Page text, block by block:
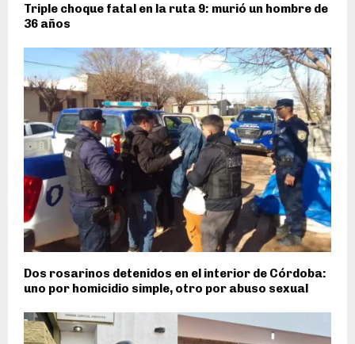
Triple choque fatal en la ruta 9: murió un hombre de
36 años
Dos rosarinos detenidos en el interior de Córdoba:
uno por homicidio simple, otro por abuso sexual